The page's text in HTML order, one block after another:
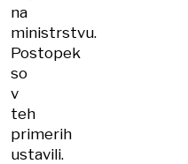
na
ministrstvu.
Postopek
so
v
teh
primerih
ustavili.